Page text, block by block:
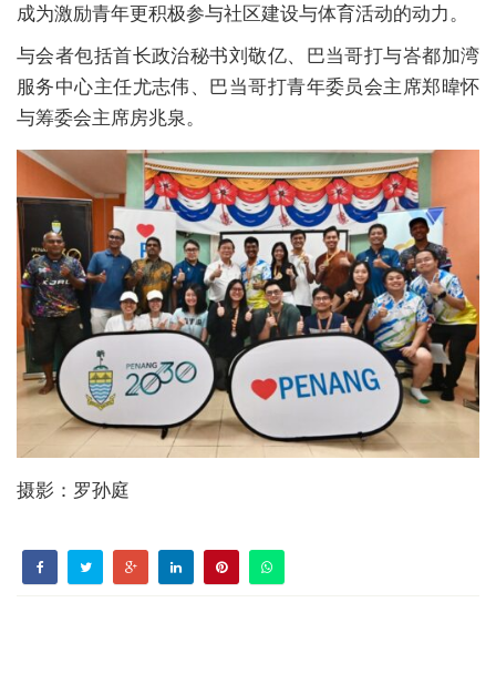
成为激励青年更积极参与社区建设与体育活动的动力。
与会者包括首长政治秘书刘敬亿、巴当哥打与峇都加湾
服务中心主任尤志伟、巴当哥打青年委员会主席郑暐怀
与筹委会主席房兆泉。
摄影：罗孙庭